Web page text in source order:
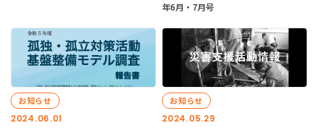
年6月・7月号
2024.06.01
お知らせ
2024.05.29
お知らせ